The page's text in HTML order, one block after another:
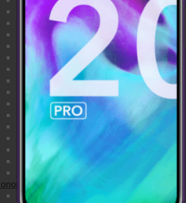
iPhone X
iPhone 8 Plus
iPhone 8
iPhone 7 Plus
iPhone 7
iPhone SE
iPhone 6S Plus
iPhone 6S
iPhone 6 Plus
iPhone 6
iPhone 5S
iPhone 5C
iPhone 5
iPhone 4S
iPhone 4
Honor view